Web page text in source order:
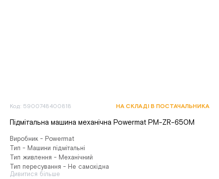
Код: 5900748400818 НА СКЛАДІ В ПОСТАЧАЛЬНИКА
Підмітальна машина механічна Powermat PM-ZR-650M
Виробник - Powermat
Тип - Машини підмітальні
Тип живлення - Механічний
Тип пересування - Не самохідна
Дивитися більше